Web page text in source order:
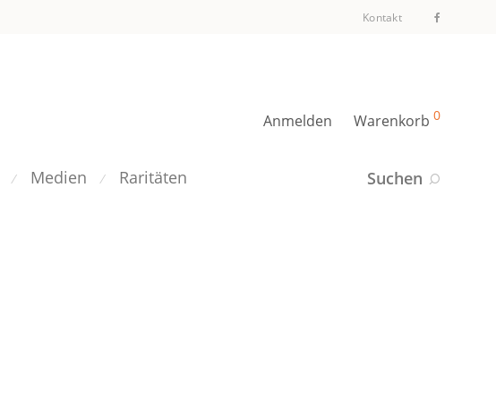
Kontakt
Anmelden Warenkorb 0
Suchen
⁄ Medien ⁄ Raritäten